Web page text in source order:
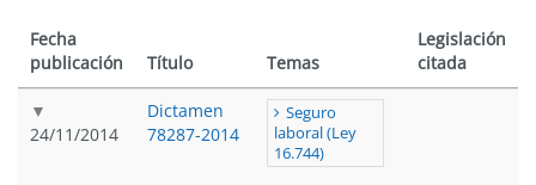
Fecha
publicación
Título Temas
Legislación
citada
24/11/2014
Dictamen
78287-2014
Seguro
laboral (Ley
16.744)